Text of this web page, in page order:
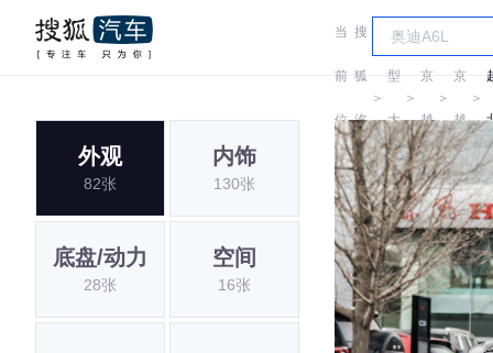
当
前
位
置:
搜
狐
汽
车
＞
车
型
大
全
＞
北
京
越
野
＞
京
越
野
＞
外观
82张
内饰
130张
底盘/动力
28张
空间
16张